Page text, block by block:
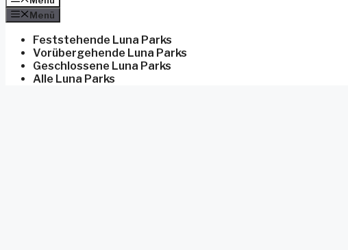
Menü
Feststehende Luna Parks
Vorübergehende Luna Parks
Geschlossene Luna Parks
Alle Luna Parks